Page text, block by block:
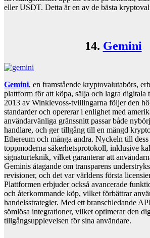
eller USDT. Detta är en av de bästa
14. Gemini
Gemini, en framstående kryptovalutabörs,
plattform för att köpa, sälja och lagra digitala
2013 av Winklevoss-tvillingarna följer den
standarder och opererar i enlighet med
användarvänliga gränssnitt passar både
handlare, och ger tillgång till en mängd
Ethereum och många andra. Nyckeln till
toppmoderna säkerhetsprotokoll, inklusive
signaturteknik, vilket garanterar att
Geminis åtagande om transparens
revisioner, och det var världens första
Plattformen erbjuder också avancerade
och återkommande köp, vilket förbättrar
handelsstrategier. Med ett branschledande
sömlösa integrationer, vilket optimerar den
tillgångsupplevelsen för sina användare.